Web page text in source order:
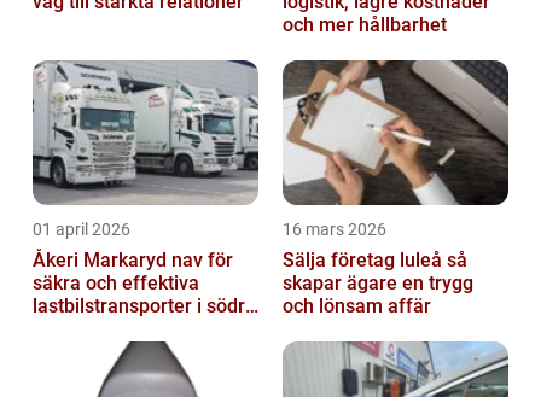
och mer hållbarhet
01 april 2026
Åkeri Markaryd nav för
säkra och effektiva
lastbilstransporter i södra
16 mars 2026
Sälja företag luleå så
skapar ägare en trygg
och lönsam affär